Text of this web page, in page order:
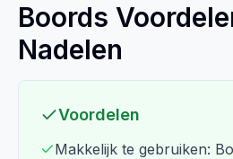
Boords
Nadelen
Voordelen
Makkelijk te gebruiken: